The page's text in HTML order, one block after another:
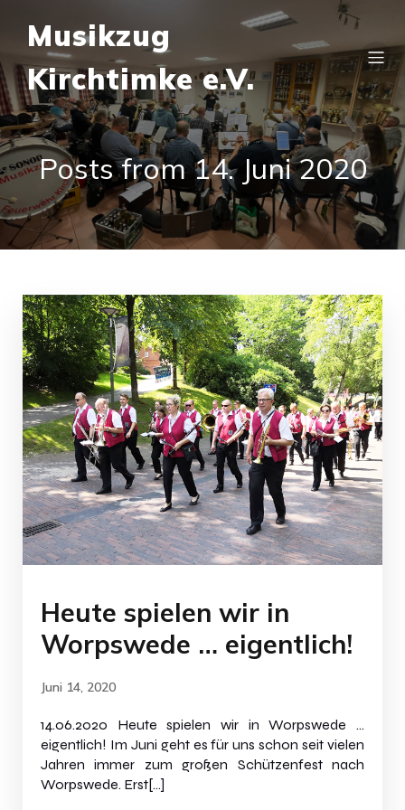
Musikzug
Kirchtimke e.V.
Posts from 14. Juni 2020
Heute spielen wir in
Worpswede … eigentlich!
Juni 14, 2020
14.06.2020 Heute spielen wir in Worpswede …
eigentlich! Im Juni geht es für uns schon seit vielen
Jahren immer zum großen Schützenfest nach
Worpswede. Erst[…]